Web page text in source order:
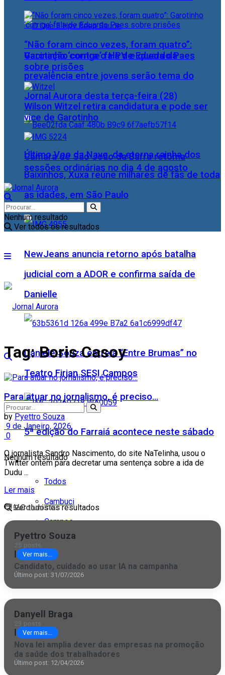
Vacinação contra o HPV e queda da
prevalência entre jovens serão tema do
Jornal Aurora desta terça-feira (28)
Último Voo da Nave, da eterna rainha dos
Baixinhos, Xuxa reúne milhares de fãs de toda
as idades, em São Paulo
NewJeans anuncia retorno após batalha
judicial com a ADOR e confirma saída de
Danielle
Daniele Souza estreia “Entre Brumas” no
Teatro Firjan SESI Campos
5ª edição do Farraiá acontece neste sábado
Cidades
Todos
Cambuci
Campos
Carapebus
Cardoso Moreira
Itaocara
Itaperuna
Macaé
“Não foram cinco vezes, foram quatro”:
Garotinho ‘corrige’ fala de Eduardo Paes
sobre prisões
Wilson Witzel retira candidatura e pode ser
vice de Garotinho
Câmara de São João da Barra retoma
sessões ordinárias no dia 4 de agosto
Nenhum resultado
Ver todos os resultados
Nenhum resultado
Ver todos os resultados
Tag:Boris Casoy
Para atuar no jornalismo, é preciso…
by Pyettro Souza
9 de Janeiro, 2026
0
O jornalista Sandro Nascimento, do site NaTelinha, usou o
Twitter ontem para decretar uma sentença sobre a ida de
Dudu ...
Ler mais
🧑‍💻Colunistas
Pyettro Souza
25 posts
| Ver mais...
Candidato, cuidado ao usar IA na campanha
Último post: 31/07/2026
Danyell Braga
23 posts
| Ver mais...
Nova lei amplia dever das empresas na promoção
da saúde dos trabalhadores
Último post: 12/04/2026